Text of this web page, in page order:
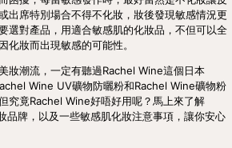
出席特別場合不得不化妝，妝後發現敏感情況更
選對產品，用適合敏感肌的化妝品，不但可以全
化妝而出現敏感的可能性。
妝潮流，一定有聽過Rachel Wine這個日本
Wine UV礦物防曬粉和Rachel Wine礦物粉
究竟Rachel Wine好唔好用呢？馬上來了解
品牌，以及一些敏感肌化妝注意事項，讓你安心